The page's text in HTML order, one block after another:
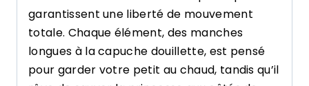
garantissent une liberté de mouvement
totale. Chaque élément, des manches
longues à la capuche douillette, est pensé
pour garder votre petit au chaud, tandis qu’il